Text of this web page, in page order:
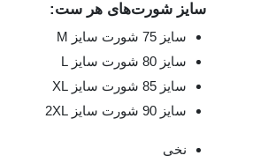
سایز شورت‌های هر ست:
سایز 75 شورت سایز M
سایز 80 شورت سایز L
سایز 85 شورت سایز XL
سایز 90 شورت سایز 2XL
نخی